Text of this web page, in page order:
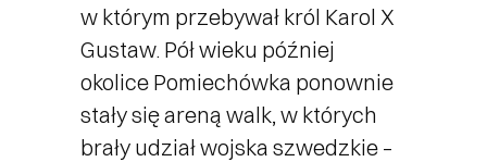
w którym przebywał król Karol X
Gustaw. Pół wieku później
okolice Pomiechówka ponownie
stały się areną walk, w których
brały udział wojska szwedzkie –